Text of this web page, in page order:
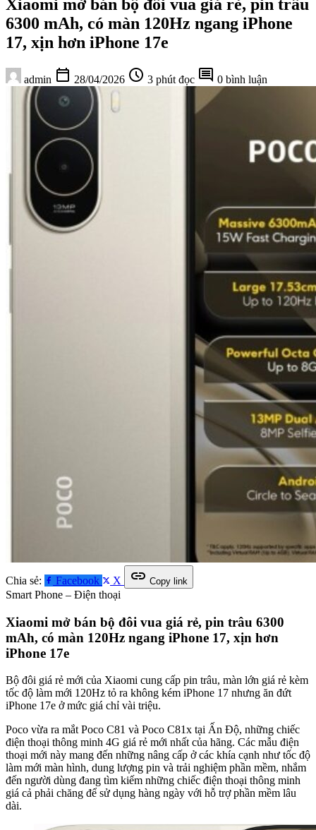
Xiaomi mở bán bộ đôi vua giá rẻ, pin trâu
6300 mAh, có màn 120Hz ngang iPhone
17, xịn hơn iPhone 17e
admin calendar_today 28/04/2026 schedule 3 phút đọc comment 0 bình luận
Chia sẻ: Facebook X link Copy link
Smart Phone – Điện thoại
Xiaomi mở bán bộ đôi vua giá rẻ, pin trâu 6300
mAh, có màn 120Hz ngang iPhone 17, xịn hơn
iPhone 17e
Bộ đôi giá rẻ mới của Xiaomi cung cấp pin trâu, màn lớn giá rẻ kèm
tốc độ làm mới 120Hz tỏ ra không kém iPhone 17 nhưng ăn đứt
iPhone 17e ở mức giá chỉ vài triệu.
Poco vừa ra mắt Poco C81 và Poco C81x tại Ấn Độ, những chiếc
điện thoại thông minh 4G giá rẻ mới nhất của hãng. Các mẫu điện
thoại mới này mang đến những nâng cấp ở các khía cạnh như tốc độ
làm mới màn hình, dung lượng pin và trải nghiệm phần mềm, nhắm
đến người dùng đang tìm kiếm những chiếc điện thoại thông minh
giá cả phải chăng để sử dụng hàng ngày với hỗ trợ phần mềm lâu
dài.